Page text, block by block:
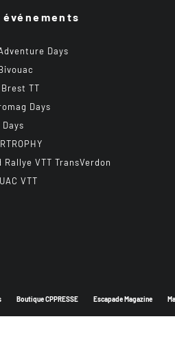
événements
Days
TT
Days
Days
Rallye VTT TransVerdon
VTT
Boutique CPPRESSE Escapade Magazine